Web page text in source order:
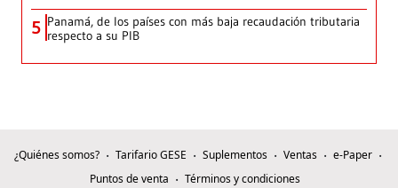
5 Panamá, de los países con más baja recaudación tributaria
respecto a su PIB
¿Quiénes somos? Tarifario GESE Suplementos Ventas
e-Paper
Puntos de venta
Términos y condiciones